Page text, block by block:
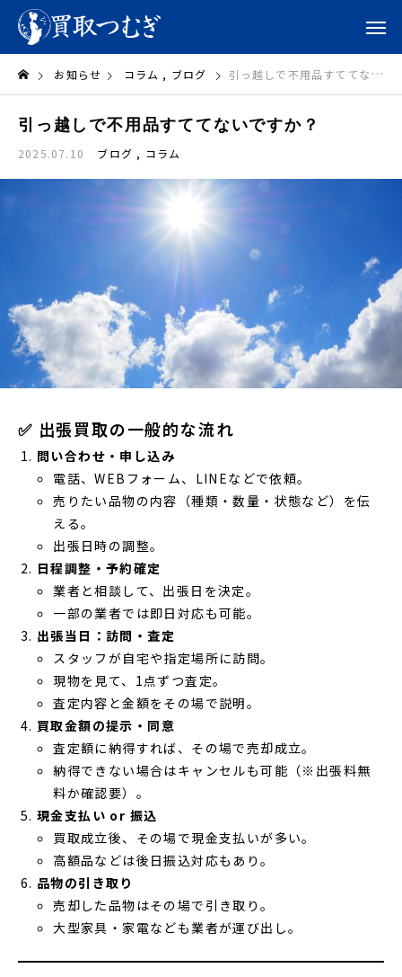
お知らせ コラム ブログ 引っ越しで不用品すててないですか？
引っ越しで不用品すててないですか？
2025.07.10 ブログ コラム
✅ 出張買取の一般的な流れ
問い合わせ・申し込み
電話、WEBフォーム、LINEなどで依頼。
売りたい品物の内容（種類・数量・状態など）を伝
える。
出張日時の調整。
日程調整・予約確定
業者と相談して、出張日を決定。
一部の業者では即日対応も可能。
出張当日：訪問・査定
スタッフが自宅や指定場所に訪問。
現物を見て、1点ずつ査定。
査定内容と金額をその場で説明。
買取金額の提示・同意
査定額に納得すれば、その場で売却成立。
納得できない場合はキャンセルも可能（※出張料無
料か確認要）。
現金支払い or 振込
買取成立後、その場で現金支払いが多い。
高額品などは後日振込対応もあり。
品物の引き取り
売却した品物はその場で引き取り。
大型家具・家電なども業者が運び出し。